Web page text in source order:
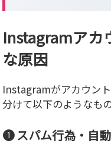
Instagramアカ
な原因
Instagramがアカウン
分けて以下のようなも
❶ スパム行為・自